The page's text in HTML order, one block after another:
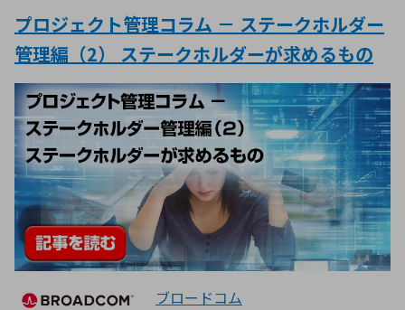
プロジェクト管理コラム － ステークホルダー
管理編（2） ステークホルダーが求めるもの
ブロードコム